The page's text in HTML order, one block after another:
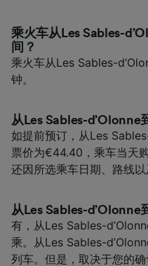
乘火车从Les Sables-
间？
乘火车从Les Sables-
钟。
从Les Sables-d’Olonne
如提前预订，从Les
票价为€44.40，乘车当天
还因所选乘车日期、路线以
从Les Sables-d’Olonne
有，从Les Sables-
乘。从Les Sables-
列车。但是，取决于您的